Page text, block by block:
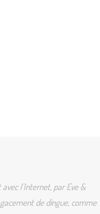
l'Internet, par Eve &
de dingue, comme